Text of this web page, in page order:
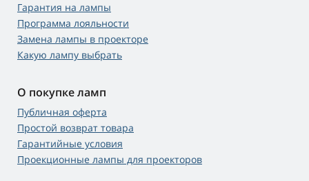
Гарантия на лампы
Программа лояльности
Замена лампы в проекторе
Какую лампу выбрать
О покупке ламп
Публичная оферта
Простой возврат товара
Гарантийные условия
Проекционные лампы для проекторов